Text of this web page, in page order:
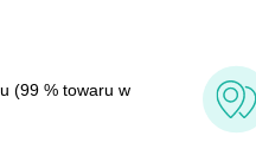
(99 % towaru w